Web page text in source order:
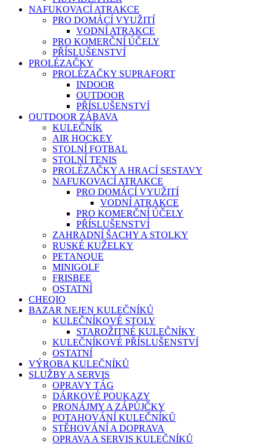
NAFUKOVACÍ ATRAKCE
PRO DOMÁCÍ VYUŽITÍ
VODNÍ ATRAKCE
PRO KOMERČNÍ ÚČELY
PŘÍSLUŠENSTVÍ
PROLÉZAČKY
PROLÉZAČKY SUPRAFORT
INDOOR
OUTDOOR
PŘÍSLUŠENSTVÍ
OUTDOOR ZÁBAVA
KULEČNÍK
AIR HOCKEY
STOLNÍ FOTBAL
STOLNÍ TENIS
PROLÉZAČKY A HRACÍ SESTAVY
NAFUKOVACÍ ATRAKCE
PRO DOMÁCÍ VYUŽITÍ
VODNÍ ATRAKCE
PRO KOMERČNÍ ÚČELY
PŘÍSLUŠENSTVÍ
ZAHRADNÍ ŠACHY A STOLKY
RUSKÉ KUŽELKY
PETANQUE
MINIGOLF
FRISBEE
OSTATNÍ
CHEQIO
BAZAR NEJEN KULEČNÍKŮ
KULEČNÍKOVÉ STOLY
STAROŽITNÉ KULEČNÍKY
KULEČNÍKOVÉ PŘÍSLUŠENSTVÍ
OSTATNÍ
VÝROBA KULEČNÍKŮ
SLUŽBY A SERVIS
OPRAVY TÁG
DÁRKOVÉ POUKAZY
PRONÁJMY A ZÁPŮJČKY
POTAHOVÁNÍ KULEČNÍKŮ
STĚHOVÁNÍ A DOPRAVA
OPRAVA A SERVIS KULEČNÍKŮ